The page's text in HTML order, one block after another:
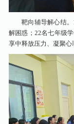
靶向辅导解心结
解困惑；22名七年级
享中释放压力、凝聚心